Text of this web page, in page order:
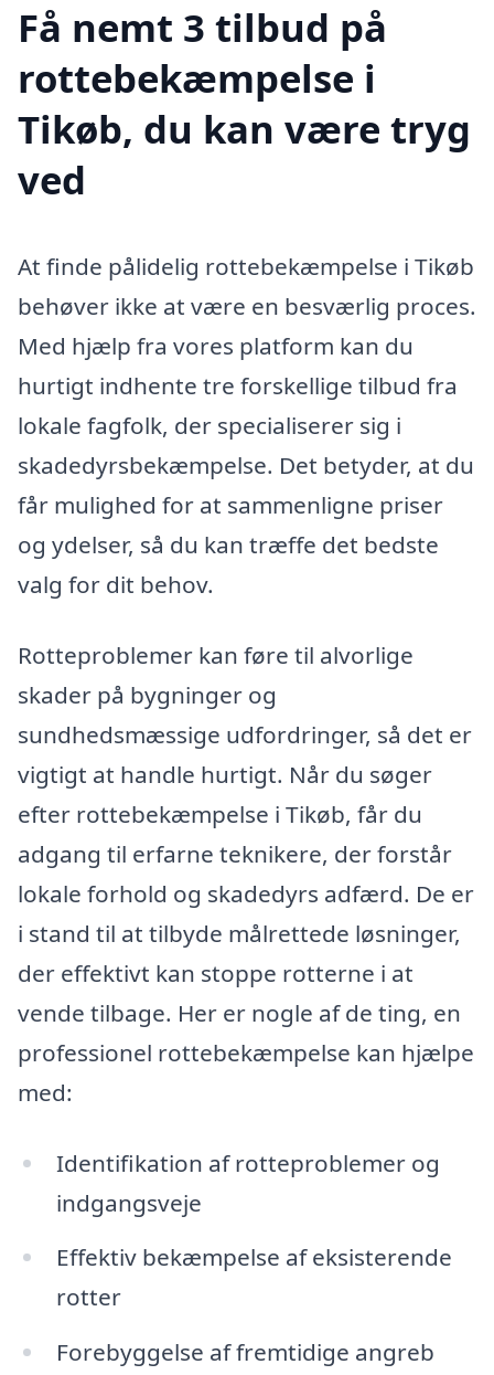
Få nemt 3 tilbud på
rottebekæmpelse i
Tikøb, du kan være tryg
ved
At finde pålidelig rottebekæmpelse i Tikøb
behøver ikke at være en besværlig proces.
Med hjælp fra vores platform kan du
hurtigt indhente tre forskellige tilbud fra
lokale fagfolk, der specialiserer sig i
skadedyrsbekæmpelse. Det betyder, at du
får mulighed for at sammenligne priser
og ydelser, så du kan træffe det bedste
valg for dit behov.
Rotteproblemer kan føre til alvorlige
skader på bygninger og
sundhedsmæssige udfordringer, så det er
vigtigt at handle hurtigt. Når du søger
efter rottebekæmpelse i Tikøb, får du
adgang til erfarne teknikere, der forstår
lokale forhold og skadedyrs adfærd. De er
i stand til at tilbyde målrettede løsninger,
der effektivt kan stoppe rotterne i at
vende tilbage. Her er nogle af de ting, en
professionel rottebekæmpelse kan hjælpe
med:
Identifikation af rotteproblemer og
indgangsveje
Effektiv bekæmpelse af eksisterende
rotter
Forebyggelse af fremtidige angreb